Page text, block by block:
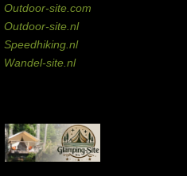
Outdoor-site.com
Outdoor-site.nl
Speedhiking.nl
Wandel-site.nl